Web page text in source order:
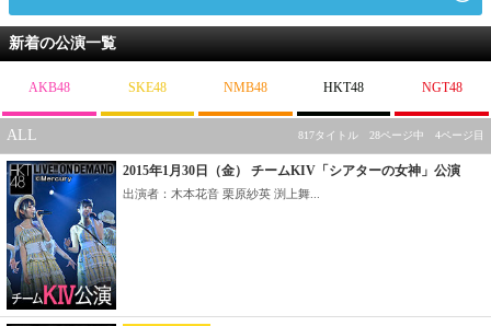
新着の公演一覧
AKB48 SKE48 NMB48 HKT48 NGT48
ALL 817タイトル 28ページ中 4ページ目
2015年1月30日（金） チームKIV「シアターの女神」公演
出演者：木本花音 栗原紗英 渕上舞...